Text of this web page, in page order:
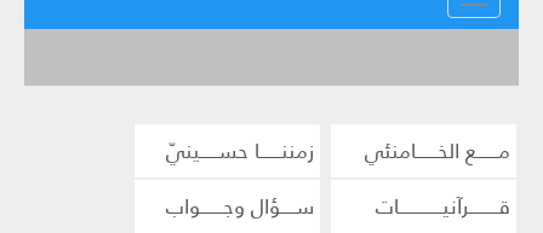
مــــــع الخــــــامنئي
زمننــــــا حســـــينيّ
قــــــــرآنيــــــــــــات
ســــؤال وجــــــواب